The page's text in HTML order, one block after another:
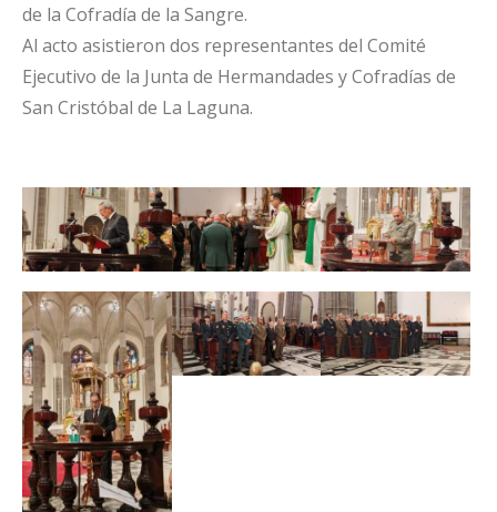
de la Cofradía de la Sangre.
Al acto asistieron dos representantes del Comité
Ejecutivo de la Junta de Hermandades y Cofradías de
San Cristóbal de La Laguna.